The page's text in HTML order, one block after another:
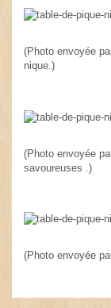
(Photo envoyée
nique.)
(Photo envoyée
savoureuses .)
(Photo envoyée